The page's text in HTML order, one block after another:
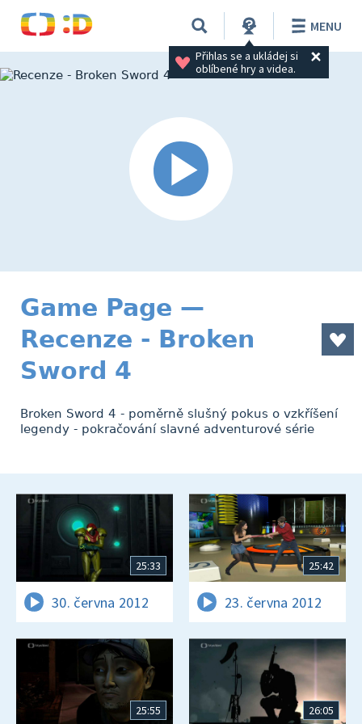
Přihlas se a ukládej si
oblíbené hry a videa.
MENU
Game Page —
Recenze - Broken
Sword 4
Broken Sword 4 - poměrně slušný pokus o vzkříšení
legendy - pokračování slavné adventurové série
25:33
30. června 2012
25:42
23. června 2012
25:55 26:05